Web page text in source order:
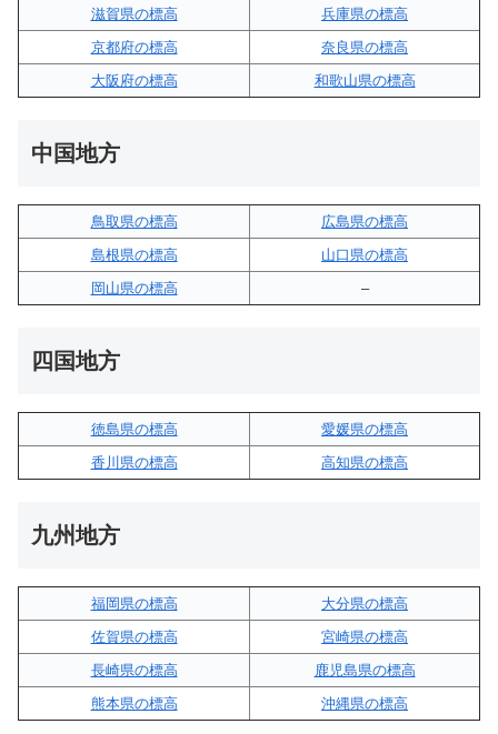
滋賀県の標高
兵庫県の標高
京都府の標高
奈良県の標高
大阪府の標高
和歌山県の標高
中国地方
鳥取県の標高
広島県の標高
島根県の標高
山口県の標高
岡山県の標高
–
四国地方
徳島県の標高
愛媛県の標高
香川県の標高
高知県の標高
九州地方
福岡県の標高
大分県の標高
佐賀県の標高
宮崎県の標高
長崎県の標高
鹿児島県の標高
熊本県の標高
沖縄県の標高